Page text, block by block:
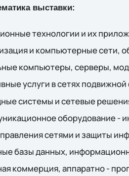
выставки:
технологии и их
и компьютерные сети,
компьютеры, серверы,
услуги в сетях
системы и сетевые
оборудование -
сетями и защиты
базы данных,
коммерция, аппаратно -